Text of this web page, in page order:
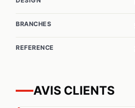
BRANCHES
REFERENCE
AVIS CLIENTS